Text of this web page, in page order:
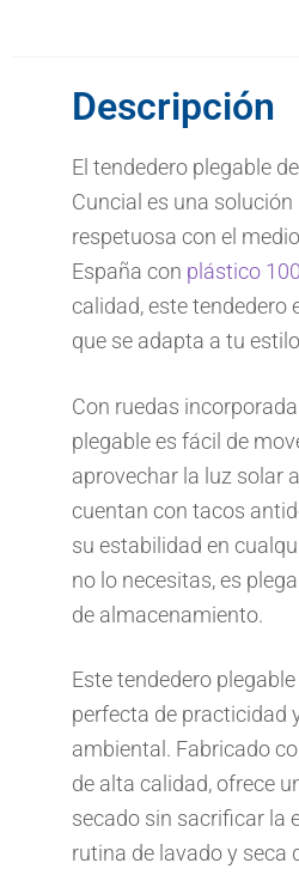
Descripción
El tendedero plegable
Cuncial es una
respetuosa con el
España con plástico
calidad, este tendedero
que se adapta a tu
Con ruedas
plegable es fácil de
aprovechar la luz solar
cuentan con tacos
su estabilidad en
no lo necesitas, es
de almacenamiento.
Este tendedero
perfecta de practicidad
ambiental. Fabricado
de alta calidad, ofrece
secado sin sacrificar la
rutina de lavado y seca